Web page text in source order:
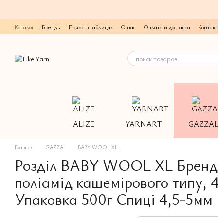
Каталог Бренды Пряжа в таблицах О нас Оплата и доставка
ALIZE YARNART
Главная GAZZAL BABY WOOL XL
Розділ BABY WOOL XL
поліамід кашемірового
Упаковка 500г Спиці 4,5-5мм